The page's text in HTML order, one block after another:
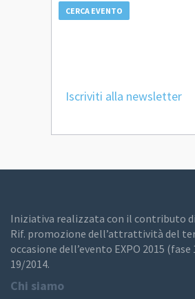
CERCA EVENTO
Iscriviti alla newsletter
Iniziativa realizzata con il contributo
Rif. promozione dell’attrattività del
occasione dell’evento EXPO 2015
19/2014.
Chi siamo